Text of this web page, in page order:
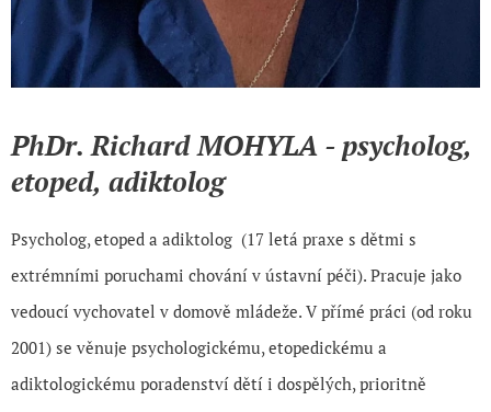
PhDr. Richard MOHYLA - psycholog,
etoped, adiktolog
Psycholog, etoped a adiktolog (17 letá praxe s dětmi s
extrémními poruchami chování v ústavní péči). Pracuje jako
vedoucí vychovatel v domově mládeže. V přímé práci (od roku
2001) se věnuje psychologickému, etopedickému a
adiktologickému poradenství dětí i dospělých, prioritně